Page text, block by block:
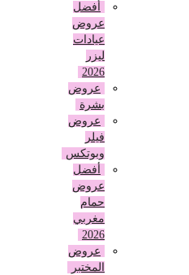
أفضل
عروض
عيادات
عروض
بشرة
عروض
وبوتكس
أفضل
عروض
حمام
مغربي
عروض
المختبر